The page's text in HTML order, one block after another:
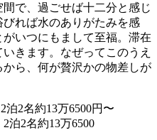
で、過ごせば十二分と感じ
れば水のありがたみを感
いつにもまして至福。滞在
きます。なぜってこのうえ
ら、何が贅沢かの物差しが
泊2名約13万6500